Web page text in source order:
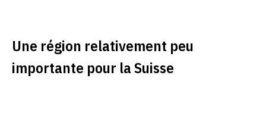
Une région relativement peu
importante pour la Suisse